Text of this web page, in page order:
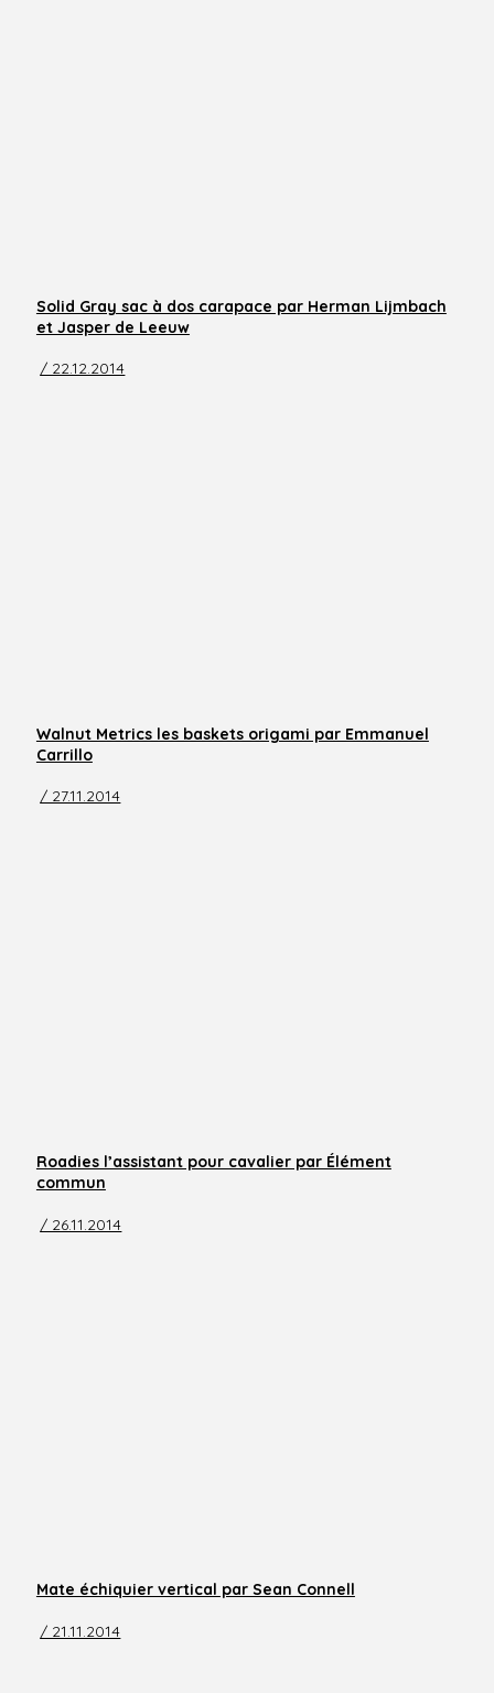
Solid Gray sac à dos carapace par Herman Lijmbach
et Jasper de Leeuw
/ 22.12.2014
Walnut Metrics les baskets origami par Emmanuel
Carrillo
/ 27.11.2014
Roadies l’assistant pour cavalier par Élément
commun
/ 26.11.2014
Mate échiquier vertical par Sean Connell
/ 21.11.2014